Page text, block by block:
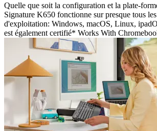
Quelle que soit la configuration et la plate-
Signature K650 fonctionne sur presque tous
d'exploitation: Windows, macOS, Linux,
est également certifié* Works With